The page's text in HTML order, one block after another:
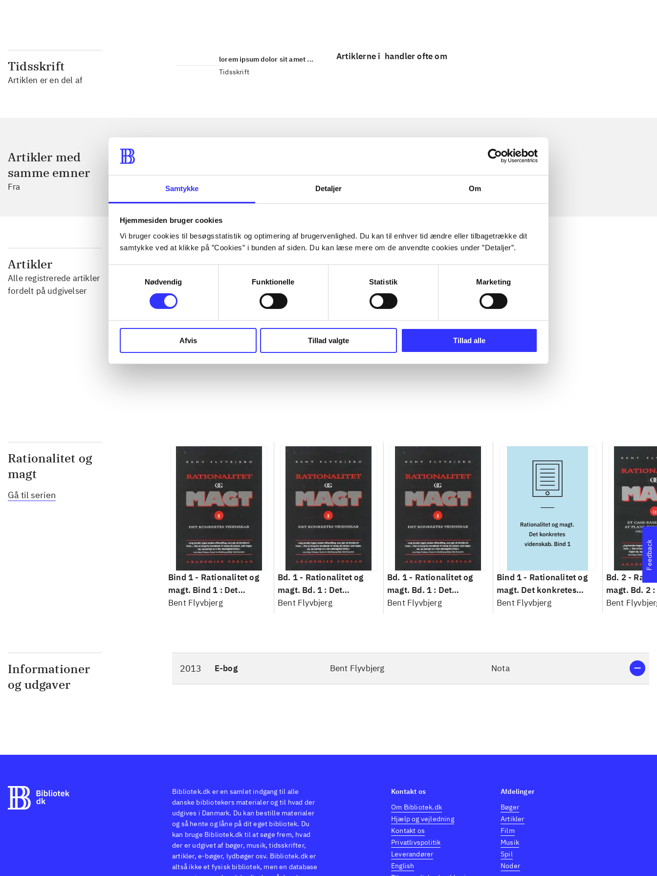
Samtykke Detaljer Om
Hjemmesiden bruger cookies
Vi bruger cookies til besøgsstatistik og optimering af brugervenlighed. Du kan til enhver tid ændre eller tilbagetrække dit
samtykke ved at klikke på ”Cookies” i bunden af siden. Du kan læse mere om de anvendte cookies under ”Detaljer”.
Nødvendig
Funktionelle Statistik Marketing
Afvis Tillad valgte Tillad alle
Tidsskrift
Artiklen er en del af
lorem ipsum dolor sit amet ...
Tidsskrift
Artiklerne i handler ofte om
Artikler med
samme emner
Fra
Artikler
Alle registrerede artikler
fordelt på udgivelser
...
...
...
Rationalitet og
magt
Gå til serien
Bind 1 - Rationalitet og
magt. Bind 1 : Det
konkretes videnskab
Bent Flyvbjerg
Bd. 1 - Rationalitet og
magt. Bd. 1 : Det
konkretes videnskab
Bent Flyvbjerg
Bd. 1 - Rationalitet og
magt. Bd. 1 : Det
konkretes videnskab
Bent Flyvbjerg
Bind 1 - Rationalitet og
magt. Det konkretes
videnskab. Bind 1
Bent Flyvbjerg
Bd. 2 -
magt. Bd. 2
baseret
Bent
Informationer
og udgaver
2013 E-bog Bent Flyvbjerg Nota
Feedback
Bibliotek.dk er en samlet indgang til alle
danske bibliotekers materialer og til hvad der
udgives i Danmark. Du kan bestille materialer
og så hente og låne på dit eget bibliotek. Du
kan bruge Bibliotek.dk til at søge frem, hvad
der er udgivet af bøger, musik, tidsskrifter,
artikler, e-bøger, lydbøger osv. Bibliotek.dk er
altså ikke et fysisk bibliotek, men en database
Kontakt os
Om Bibliotek.dk
Hjælp og vejledning
Kontakt os
Privatlivspolitik
Leverandører
English
Afdelinger
Bøger
Artikler
Film
Musik
Spil
Noder